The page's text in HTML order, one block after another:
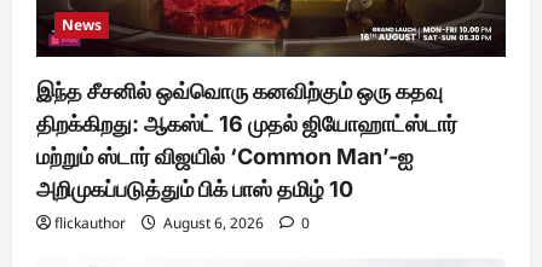
News
இந்த சீசனில் ஒவ்வொரு கனவிற்கும் ஒரு கதவு
திறக்கிறது: ஆகஸ்ட் 16 முதல் ஜியோஹாட்ஸ்டார்
மற்றும் ஸ்டார் விஜயில் ‘Common Man’-ஐ
அறிமுகப்படுத்தும் பிக் பாஸ் தமிழ் 10
flickauthor August 6, 2026 0